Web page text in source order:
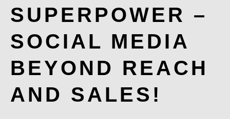
SUPERPOWER –
SOCIAL MEDIA
BEYOND REACH
AND SALES!